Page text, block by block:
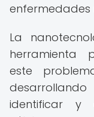
La
herramienta
este
identificar y